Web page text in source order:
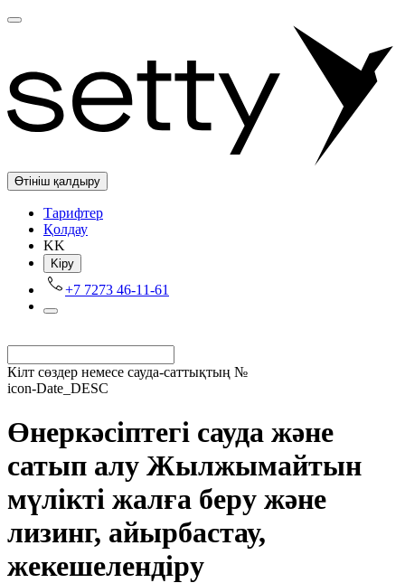
Өтініш қалдыру
Tарифтер
Қолдау
KK
Kіру
+7 7273 46-11-61
Кілт сөздер немесе сауда-саттықтың №
icon-Date_DESC
Өнеркәсіптегі сауда және
сатып алу Жылжымайтын
мүлікті жалға беру және
лизинг, айырбастау,
жекешелендіру